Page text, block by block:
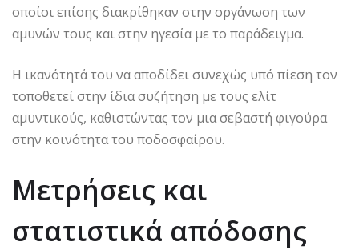
οποίοι επίσης διακρίθηκαν στην οργάνωση των
αμυνών τους και στην ηγεσία με το παράδειγμα.
Η ικανότητά του να αποδίδει συνεχώς υπό πίεση τον
τοποθετεί στην ίδια συζήτηση με τους ελίτ
αμυντικούς, καθιστώντας τον μια σεβαστή φιγούρα
στην κοινότητα του ποδοσφαίρου.
Μετρήσεις και
στατιστικά απόδοσης